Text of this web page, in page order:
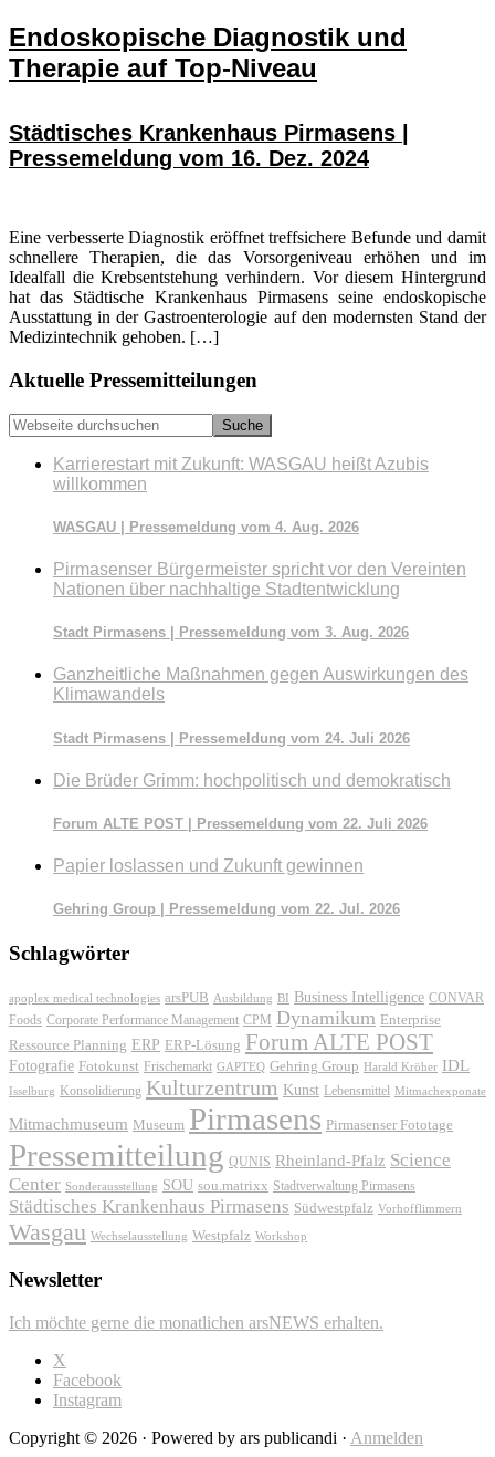
Endoskopische Diagnostik und
Therapie auf Top-Niveau
Städtisches Krankenhaus Pirmasens |
Pressemeldung vom 16. Dez. 2024
Eine verbesserte Diagnostik eröffnet treffsichere Befunde und damit
schnellere Therapien, die das Vorsorgeniveau erhöhen und im
Idealfall die Krebsentstehung verhindern. Vor diesem Hintergrund
hat das Städtische Krankenhaus Pirmasens seine endoskopische
Ausstattung in der Gastroenterologie auf den modernsten Stand der
Medizintechnik gehoben. […]
Seitenspalte
Aktuelle Pressemitteilungen
Webseite
durchsuchen
Karrierestart mit Zukunft: WASGAU heißt Azubis
willkommen
WASGAU | Pressemeldung vom 4. Aug. 2026
Pirmasenser Bürgermeister spricht vor den Vereinten
Nationen über nachhaltige Stadtentwicklung
Stadt Pirmasens | Pressemeldung vom 3. Aug. 2026
Ganzheitliche Maßnahmen gegen Auswirkungen des
Klimawandels
Stadt Pirmasens | Pressemeldung vom 24. Juli 2026
Die Brüder Grimm: hochpolitisch und demokratisch
Forum ALTE POST | Pressemeldung vom 22. Juli 2026
Papier loslassen und Zukunft gewinnen
Gehring Group | Pressemeldung vom 22. Jul. 2026
Schlagwörter
apoplex medical technologies arsPUB Ausbildung BI Business Intelligence CONVAR
Foods Corporate Performance Management CPM Dynamikum Enterprise
Ressource Planning ERP ERP-Lösung Forum ALTE POST
Fotografie Fotokunst Frischemarkt GAPTEQ Gehring Group Harald Kröher IDL
Isselburg Konsolidierung Kulturzentrum Kunst Lebensmittel Mitmachexponate
Mitmachmuseum Museum Pirmasens Pirmasenser Fototage
Pressemitteilung QUNIS Rheinland-Pfalz Science
Center Sonderausstellung SOU sou.matrixx Stadtverwaltung Pirmasens
Städtisches Krankenhaus Pirmasens Südwestpfalz Vorhofflimmern
Wasgau Wechselausstellung Westpfalz Workshop
Newsletter
Ich möchte gerne die monatlichen arsNEWS erhalten.
X
Facebook
Instagram
Copyright © 2026 · Powered by ars publicandi · Anmelden